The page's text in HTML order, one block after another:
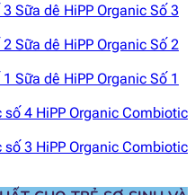
Sữa dê HiPP Organic Số 3
Sữa dê HiPP Organic Số 2
Sữa dê HiPP Organic Số 1
HiPP Organic Combiotic
HiPP Organic Combiotic